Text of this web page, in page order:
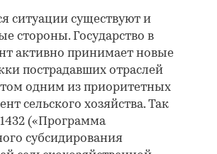
ситуации существуют и
стороны. Государство в
активно принимает новые
пострадавших отраслей
одним из приоритетных
сельского хозяйства. Так
(«Программа
субсидирования